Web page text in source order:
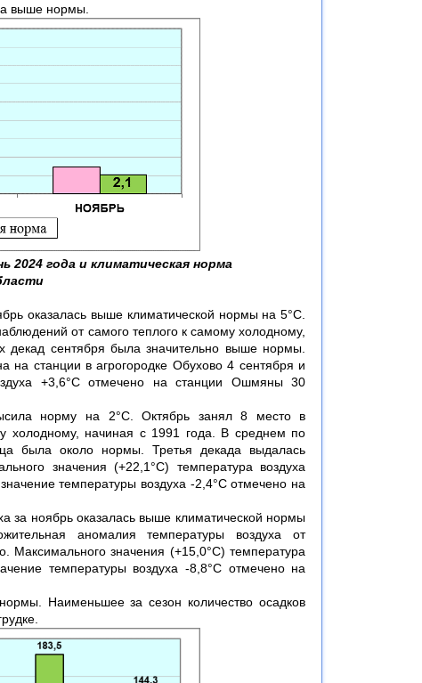
выше нормы.
2024 года и климатическая норма
оказалась выше климатической нормы на 5°С.
от самого теплого к самому холодному,
декад сентября была значительно выше нормы.
на станции в агрогородке Обухово 4 сентября и
+3,6°С отмечено на станции Ошмяны 30
норму на 2°С. Октябрь занял 8 место в
холодному, начиная с 1991 года. В среднем по
была около нормы. Третья декада выдалась
значения (+22,1°С) температура воздуха
температуры воздуха -2,4°С отмечено на
за ноябрь оказалась выше климатической нормы
аномалия температуры воздуха от
Максимального значения (+15,0°С) температура
температуры воздуха -8,8°С отмечено на
Наименьшее за сезон количество осадков